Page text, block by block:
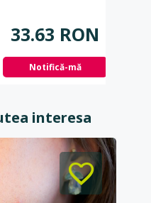
33.63 RON
Notifică-mă
interesa